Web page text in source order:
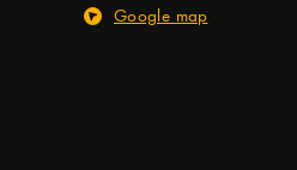
Google map